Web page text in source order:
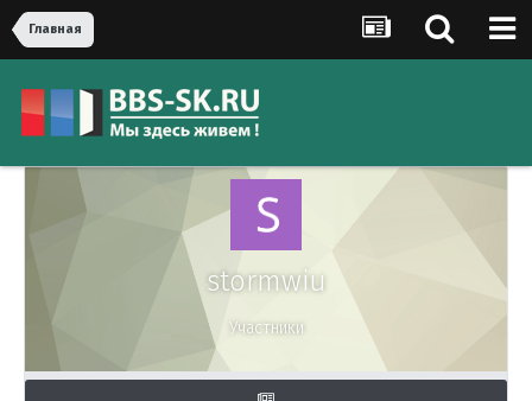
Главная
stormwiu
Участники